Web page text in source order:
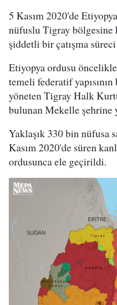
5 Kasım 2020'de
nüfuslu Tigray bölgesine
şiddetli bir çatışma süreci
Etiyopya ordusu
temeli federatif
yöneten Tigray Halk
bulunan Mekelle şehrine
Yaklaşık 330 bin nüfusa
Kasım 2020'de süren
ordusunca ele geçirildi.